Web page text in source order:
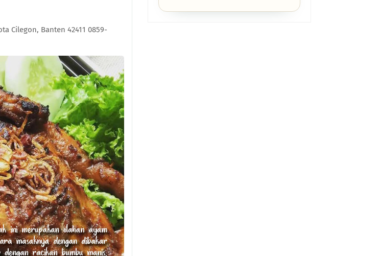
Cilegon, Banten 42411 0859-